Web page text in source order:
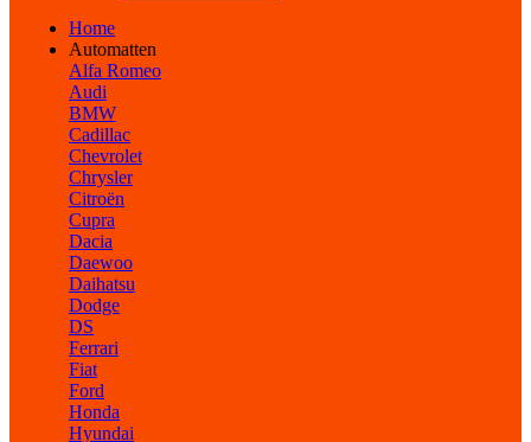
Home
Automatten
Alfa Romeo
Audi
BMW
Cadillac
Chevrolet
Chrysler
Citroën
Cupra
Dacia
Daewoo
Daihatsu
Dodge
DS
Ferrari
Fiat
Ford
Honda
Hyundai